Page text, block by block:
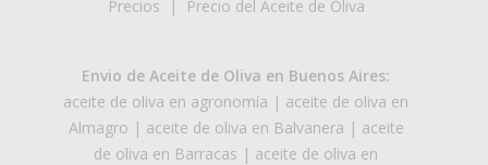
Precios | Precio del Aceite de Oliva
Envio de Aceite de Oliva en Buenos Aires:
aceite de oliva en agronomía | aceite de oliva en
Almagro | aceite de oliva en Balvanera | aceite
de oliva en Barracas | aceite de oliva en